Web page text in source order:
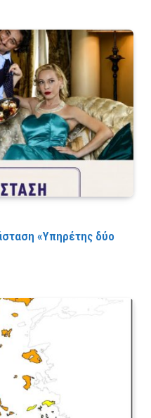
«Υπηρέτης δύο